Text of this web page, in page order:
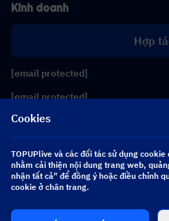
Kinh doanh
Hợp
[email protected]
[email protected]
Theo dõi chúng tôi
Copyright 2026 SEA WHALE
Cookies
TOPUPlive và các đối tác sử dụng
nhằm cải thiện nội dung trang web,
nhận tất cả" để đồng ý hoặc điều chỉnh
cookie ở chân trang.